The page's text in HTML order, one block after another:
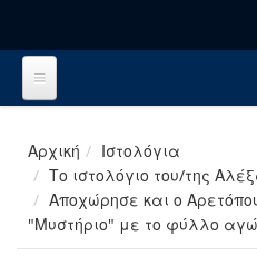
Αρχική
Ιστολόγια
Το ιστολόγιο του/της
Αποχώρησε και ο
"Μυστήριο" με το φύλλο